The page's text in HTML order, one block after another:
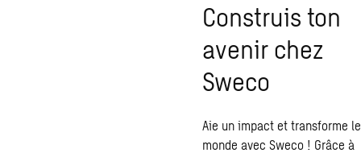
Construis ton
avenir chez
Sweco
Aie un impact et transforme le
monde avec Sweco ! Grâce à